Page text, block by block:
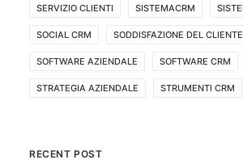
SERVIZIO CLIENTI SISTEMACRM
SOCIAL CRM SODDISFAZIONE DEL CLIENTE
SOFTWARE AZIENDALE SOFTWARE CRM
STRATEGIA AZIENDALE STRUMENTI CRM
RECENT POST